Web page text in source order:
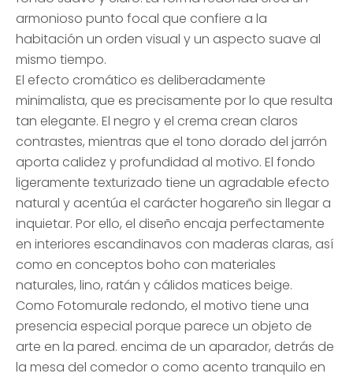
armonioso punto focal que confiere a la
habitación un orden visual y un aspecto suave al
mismo tiempo.
El efecto cromático es deliberadamente
minimalista, que es precisamente por lo que resulta
tan elegante. El negro y el crema crean claros
contrastes, mientras que el tono dorado del jarrón
aporta calidez y profundidad al motivo. El fondo
ligeramente texturizado tiene un agradable efecto
natural y acentúa el carácter hogareño sin llegar a
inquietar. Por ello, el diseño encaja perfectamente
en interiores escandinavos con maderas claras, así
como en conceptos boho con materiales
naturales, lino, ratán y cálidos matices beige.
Como Fotomurale redondo, el motivo tiene una
presencia especial porque parece un objeto de
arte en la pared. encima de un aparador, detrás de
la mesa del comedor o como acento tranquilo en